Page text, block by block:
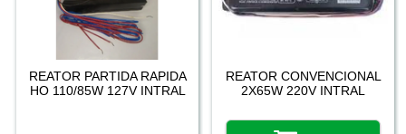
REATOR PARTIDA RAPIDA
HO 110/85W 127V INTRAL
REATOR CONVENCIONAL
2X65W 220V INTRAL